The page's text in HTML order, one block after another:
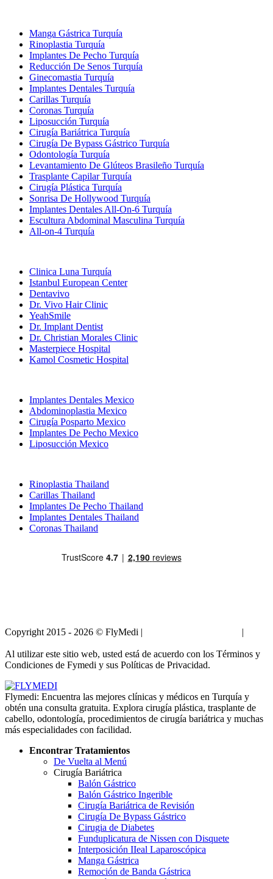
Manga Gástrica Turquía
Rinoplastia Turquía
Implantes De Pecho Turquía
Reducción De Senos Turquía
Ginecomastia Turquía
Implantes Dentales Turquía
Carillas Turquía
Coronas Turquía
Liposucción Turquía
Cirugía Bariátrica Turquía
Cirugía De Bypass Gástrico Turquía
Odontología Turquía
Levantamiento De Glúteos Brasileño Turquía
Trasplante Capilar Turquía
Cirugía Plástica Turquía
Sonrisa De Hollywood Turquía
Implantes Dentales All-On-6 Turquía
Escultura Abdominal Masculina Turquía
All-on-4 Turquía
Clinica Luna Turquía
Istanbul European Center
Dentavivo
Dr. Vivo Hair Clinic
YeahSmile
Dr. Implant Dentist
Dr. Christian Morales Clinic
Masterpiece Hospital
Kamol Cosmetic Hospital
Implantes Dentales Mexico
Abdominoplastia Mexico
Cirugía Posparto Mexico
Implantes De Pecho Mexico
Liposucción Mexico
Rinoplastia Thailand
Carillas Thailand
Implantes De Pecho Thailand
Implantes Dentales Thailand
Coronas Thailand
Copyright 2015 - 2026 © FlyMedi |
|
Al utilizar este sitio web, usted está de acuerdo con los Términos y
Condiciones de Fymedi y sus Políticas de Privacidad.
Flymedi: Encuentra las mejores clínicas y médicos en Turquía y
obtén una consulta gratuita. Explora cirugía plástica, trasplante de
cabello, odontología, procedimientos de cirugía bariátrica y muchas
más especialidades con facilidad.
Encontrar Tratamientos
De Vuelta al Menú
Cirugía Bariátrica
Balón Gástrico
Balón Gástrico Ingerible
Cirugía Bariátrica de Revisión
Cirugía De Bypass Gástrico
Cirugia de Diabetes
Funduplicatura de Nissen con Disquete
Interposición IIeal Laparoscópica
Manga Gástrica
Remoción de Banda Gástrica